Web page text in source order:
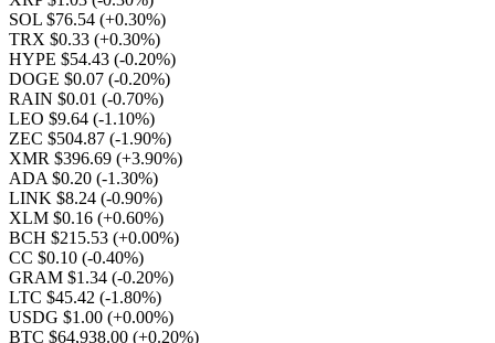
SOL $76.54 (+0.30%)
TRX $0.33 (+0.30%)
HYPE $54.43 (-0.20%)
DOGE $0.07 (-0.20%)
RAIN $0.01 (-0.70%)
LEO $9.64 (-1.10%)
ZEC $504.87 (-1.90%)
XMR $396.69 (+3.90%)
ADA $0.20 (-1.30%)
LINK $8.24 (-0.90%)
XLM $0.16 (+0.60%)
BCH $215.53 (+0.00%)
CC $0.10 (-0.40%)
GRAM $1.34 (-0.20%)
LTC $45.42 (-1.80%)
USDG $1.00 (+0.00%)
BTC $64,938.00 (+0.20%)